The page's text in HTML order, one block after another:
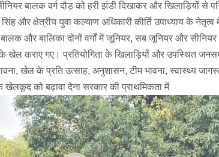
बालक वर्ग दौड़ को हरी झंडी दिखाकर और खिलाड़ियों से
और क्षेत्रीय युवा कल्याण अधिकारी कीर्ति उपाध्याय के नेतृत्व
बालक और बालिका दोनों वर्गों में जूनियर, सब जूनियर और
के खेल कराए गए। प्रतियोगिता के खिलाड़ियों और उपस्थित
खेल के प्रति उत्साह, अनुशासन, टीम भावना, स्वास्थ्य
खेलकूद को बढ़ावा देना सरकार की प्राथमिकता में